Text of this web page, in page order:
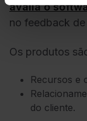
avalia o
no feedback
Os produtos
Recursos e
do cliente.